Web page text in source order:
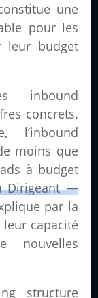
une
pour les
leur budget
inbound
concrets.
l’inbound
moins que
à budget
Dirigeant —
par la
capacité
nouvelles
structure